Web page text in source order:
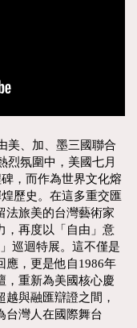
美、加、墨三國聯合
烈氛圍中，美國七月
，而作為世界文化熔
歷史。在這多重交匯
法旅美的台灣藝術家
，再度以「自由」意
巡迴特展。這不僅是
應，更是他自1986年
，重新為美國核心慶
與融匯辯證之間，
台灣人在國際舞台